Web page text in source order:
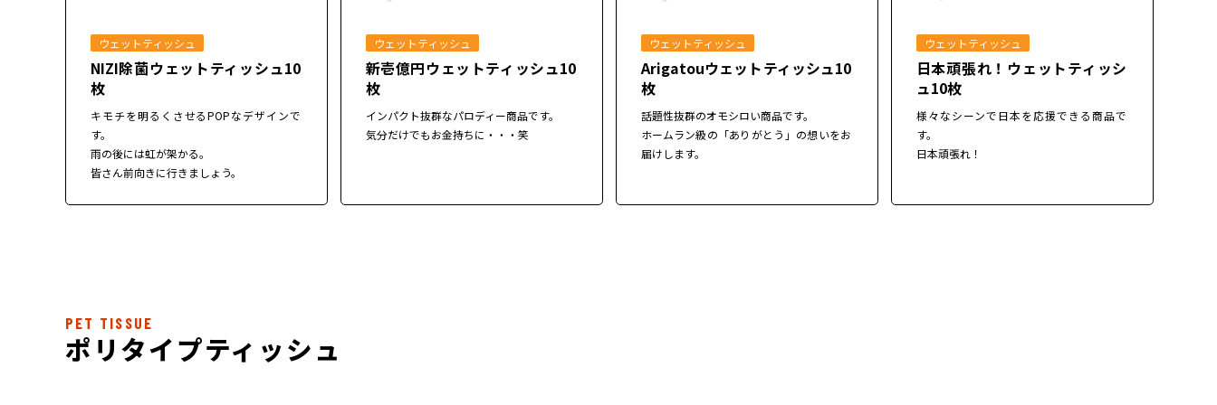
ウェットティッシュ
NIZI除菌ウェットティッシュ10
枚
キモチを明るくさせるPOPなデザインで
す。
雨の後には虹が架かる。
皆さん前向きに行きましょう。
ウェットティッシュ
新壱億円ウェットティッシュ10
枚
インパクト抜群なパロディー商品です。
気分だけでもお金持ちに・・・笑
ウェットティッシュ
Arigatouウェットティッシュ10
枚
話題性抜群のオモシロい商品です。
ホームラン級の「ありがとう」の想いをお
届けします。
ウェットティッシュ
日本頑張れ！ウェットティッシ
ュ10枚
様々なシーンで日本を応援できる商品で
す。
日本頑張れ！
PET TISSUE
ポリタイプティッシュ